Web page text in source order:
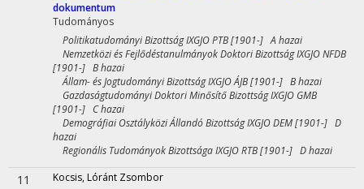
dokumentum
Tudományos
Politikatudományi Bizottság IXGJO PTB [1901-] A hazai
Nemzetközi és Fejlődéstanulmányok Doktori Bizottság IXGJO NFDB
[1901-] B hazai
Állam- és Jogtudományi Bizottság IXGJO ÁJB [1901-] B hazai
Gazdaságtudományi Doktori Minősítő Bizottság IXGJO GMB
[1901-] C hazai
Demográfiai Osztályközi Állandó Bizottság IXGJO DEM [1901-] D
hazai
Regionális Tudományok Bizottsága IXGJO RTB [1901-] D hazai
11 Kocsis, Lóránt Zsombor